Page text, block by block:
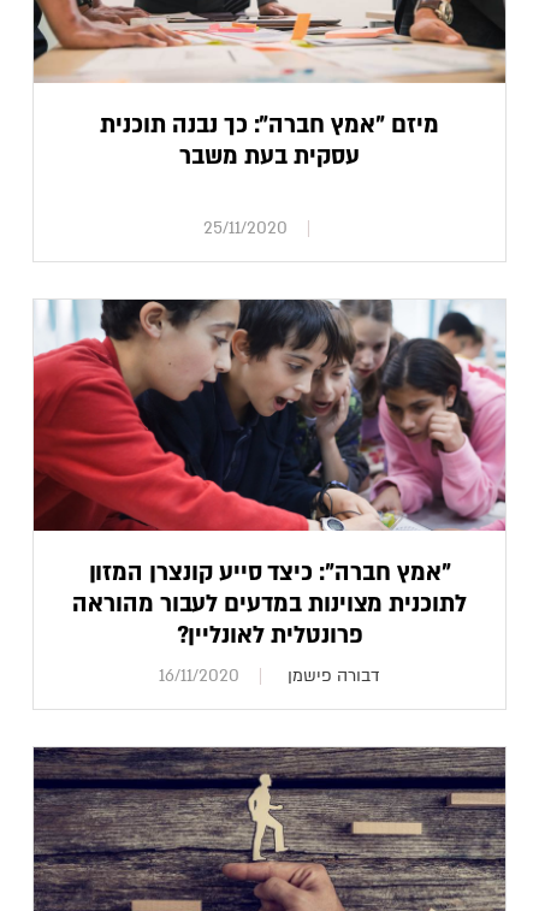
מיזם "אמץ חברה": כך נבנה תוכנית
עסקית בעת משבר
25/11/2020
"אמץ חברה": כיצד סייע קונצרן המזון
לתוכנית מצוינות במדעים לעבור מהוראה
פרונטלית לאונליין?
דבורה פישמן 16/11/2020